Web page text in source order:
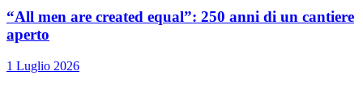
“All men are created equal”: 250 anni di un cantiere
aperto
1 Luglio 2026